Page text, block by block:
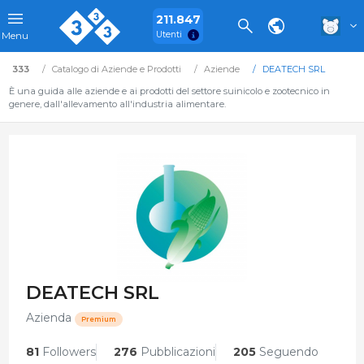
Menu
211.847
Utenti
333 Catalogo di Aziende e Prodotti Aziende
DEATECH SRL
È una guida alle aziende e ai prodotti del settore suinicolo e zootecnico in
genere, dall'allevamento all'industria alimentare.
DEATECH SRL
Azienda Premium
81Followers 276 Pubblicazioni 205Seguendo